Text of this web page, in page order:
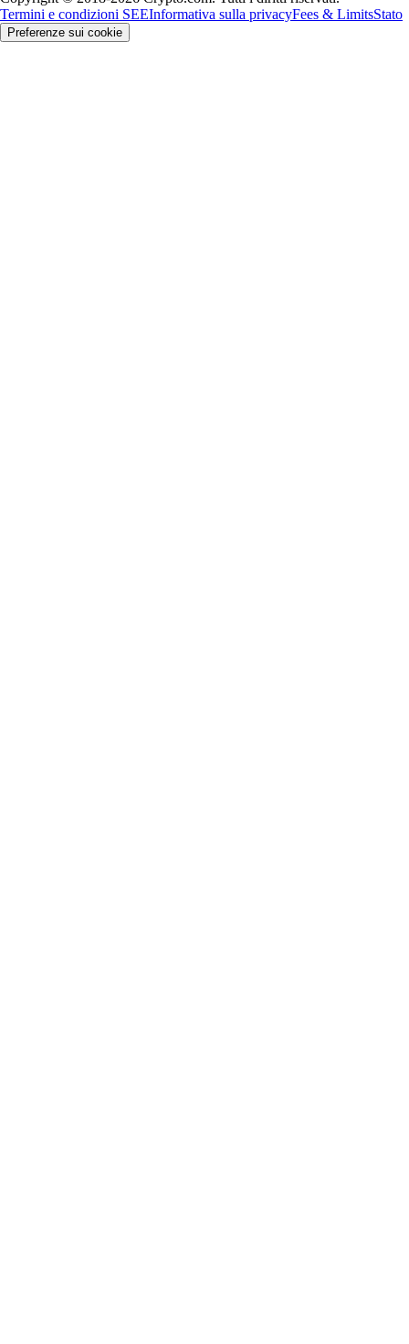
Termini e condizioni SEEInformativa sulla privacyFees & LimitsStato
Preferenze sui cookie